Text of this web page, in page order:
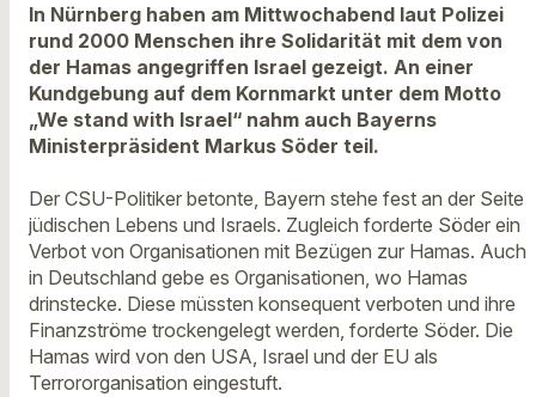
In Nürnberg haben am Mittwochabend laut Polizei
rund 2000 Menschen ihre Solidarität mit dem von
der Hamas angegriffen Israel gezeigt. An einer
Kundgebung auf dem Kornmarkt unter dem Motto
„We stand with Israel“ nahm auch Bayerns
Ministerpräsident Markus Söder teil.
Der CSU-Politiker betonte, Bayern stehe fest an der Seite
jüdischen Lebens und Israels. Zugleich forderte Söder ein
Verbot von Organisationen mit Bezügen zur Hamas. Auch
in Deutschland gebe es Organisationen, wo Hamas
drinstecke. Diese müssten konsequent verboten und ihre
Finanzströme trockengelegt werden, forderte Söder. Die
Hamas wird von den USA, Israel und der EU als
Terrororganisation eingestuft.